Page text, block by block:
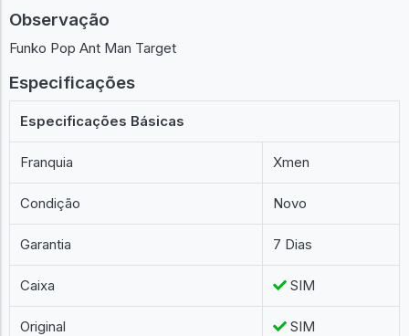
Observação
Funko Pop Ant Man Target
Especificações
Especificações Básicas
Franquia Xmen
Condição Novo
Garantia 7 Dias
Caixa SIM
Original SIM